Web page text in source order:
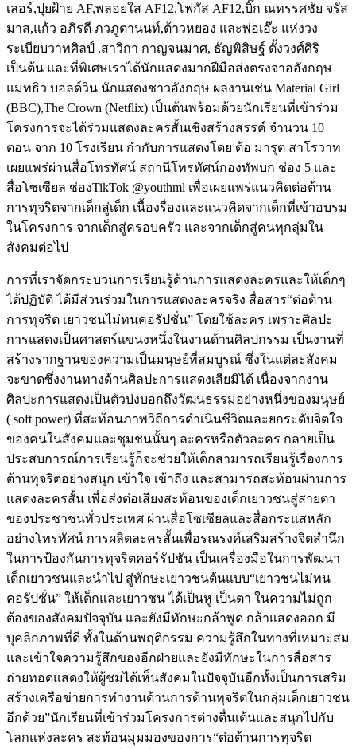
เลอร์,ปุยฝ้าย AF,พลอยใส AF12,โฟกัส AF12,บิ๊ก ณทรรศชัย จรัส
มาส,แก้ว อภิรดี ภวภูตานนท์,ต้าวหยอง และพ่อเอ๊ะ แห่งวง
ระเบียบวาทศิลป์ ,สาวิกา กาญจนมาศ, ธัญพิสิษฐ์ ตั้งวงศ์ศิริ
เป็นต้น และที่พิเศษเราได้นักแสดงมากฝีมือส่งตรงจาออังกฤษ
แมทธิว บอลด์วิน นักแสดงชาวอังกฤษ ผลงานเช่น Material Girl
(BBC),The Crown (Netflix) เป็นต้นพร้อมด้วยนักเรียนที่เข้าร่วม
โครงการจะได้ร่วมแสดงละครสั้นเชิงสร้างสรรค์ จำนวน 10
ตอน จาก 10 โรงเรียน กำกับการแสดงโดย ต้อ มารุต สาโรวาท
เผยแพร่ผ่านสื่อโทรทัศน์ สถานีโทรทัศน์กองทัพบก ช่อง 5 และ
สื่อโซเซียล ช่องTikTok @youthml เพื่อเผยแพร่แนวคิดต่อต้าน
การทุจริตจากเด็กสู่เด็ก เนื้องรื่องและแนวคิดจากเด็กที่เข้าอบรม
ในโครงการ จากเด็กสู่ครอบครัว และจากเด็กสู่คนทุกลุ่มใน
สังคมต่อไป
การที่เราจัดกระบวนการเรียนรู้ด้านการแสดงละครและให้เด็กๆ
ได้ปฏิบัติ ได้มีส่วนร่วมในการแสดงละครจริง สื่อสาร“ต่อต้าน
การทุจริต เยาวชนไม่ทนคอรัปชั่น” โดยใช้ละคร เพราะศิลปะ
การแสดงเป็นศาสตร์แขนงหนึ่งในงานด้านศิลปกรรม เป็นงานที่
สร้างรากฐานของความเป็นมนุษย์ที่สมบูรณ์ ซึ่งในแต่ละสังคม
จะขาดซึ่งงานทางด้านศิลปะการแสดงเสียมิได้ เนื่องจากงาน
ศิลปะการแสดงเป็นตัวบ่งบอกถึงวัฒนธรรมอย่างหนึ่งของมนุษย์
( soft power) ที่สะท้อนภาพวิถีการดำเนินชีวิตและยกระดับจิตใจ
ของคนในสังคมและชุมชนนั้นๆ ละครหรือตัวละคร กลายเป็น
ประสบการณ์การเรียนรู้ก็จะช่วยให้เด็กสามารถเรียนรู้เรื่องการ
ต้านทุจริตอย่างสนุก เข้าใจ เข้าถึง และสามารถสะท้อนผ่านการ
แสดงละครสั้น เพื่อส่งต่อเสียงสะท้อนของเด็กเยาวชนสู่สายตา
ของประชาชนทั่วประเทศ ผ่านสื่อโซเซียลและสื่อกระแสหลัก
อย่างโทรทัศน์ การผลิตละครสั้นเพื่อรณรงค์เสริมสร้างจิตสำนึก
ในการป้องกันการทุจริตคอร์รัปชัน เป็นเครื่องมือในการพัฒนา
เด็กเยาวชนและนำไป สู่ทักษะเยาวชนต้นแบบ“เยาวชนไม่ทน
คอรัปชั่น” ให้เด็กและเยาวชน ได้เป็นหู เป็นตา ในความไม่ถูก
ต้องของสังคมปัจจุบัน และยังมีทักษะกล้าพูด กล้าแสดงออก มี
บุคลิกภาพที่ดี ทั้งในด้านพฤติกรรม ความรู้สึกในทางที่เหมาะสม
และเข้าใจความรู้สึกของอีกฝ่ายและยังมีทักษะในการสื่อสาร
ถ่ายทอดแสดงให้ผู้ชมได้เห็นสังคมในปัจจุบันอีกทั้งเป็นการเสริม
สร้างเครือข่ายการทำงานด้านการต้านทุจริตในกลุ่มเด็กเยาวชน
อีกด้วย”นักเรียนที่เข้าร่วมโครงการต่างตื่นเต้นและสนุกไปกับ
โลกแห่งละคร สะท้อนมุมมองของการ“ต่อต้านการทุจริต